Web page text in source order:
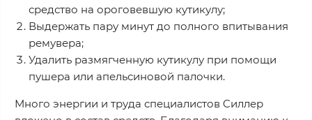
средство на ороговевшую кутикулу;
Выдержать пару минут до полного впитывания
ремувера;
Удалить размягченную кутикулу при помощи
пушера или апельсиновой палочки.
Много энергии и труда специалистов Cиллер